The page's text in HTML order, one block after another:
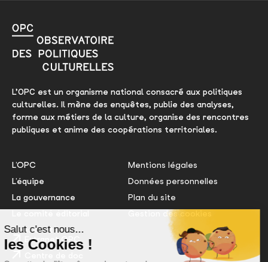
L’OPC est un organisme national consacré aux politiques
culturelles. Il mène des enquêtes, publie des analyses,
forme aux métiers de la culture, organise des rencontres
publiques et anime des coopérations territoriales.
L’OPC
L’équipe
La gouvernance
Nous contacter
Extranet OPC
Mentions légales
Données personnelles
Plan du site
Gestion des cookies